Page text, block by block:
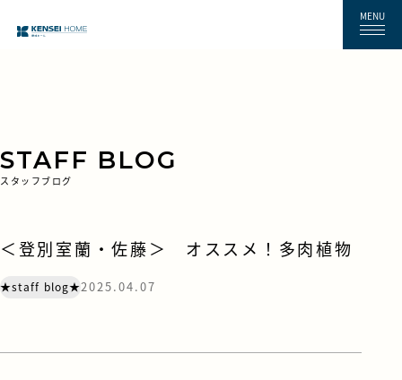
MENU
STAFF BLOG
スタッフブログ
＜登別室蘭・佐藤＞ オススメ！多肉植物
★staff blog★2025.04.07